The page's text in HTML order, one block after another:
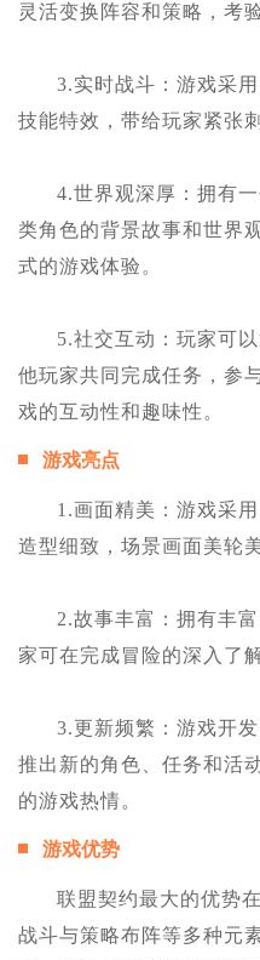
灵活变换阵容和策略，考
3.实时战斗：游戏采
技能特效，带给玩家紧张
4.世界观深厚：拥有
类角色的背景故事和世界
式的游戏体验。
5.社交互动：玩家可
他玩家共同完成任务，参
戏的互动性和趣味性。
游戏亮点
1.画面精美：游戏采
造型细致，场景画面美轮美
2.故事丰富：拥有丰
家可在完成冒险的深入了
3.更新频繁：游戏开
推出新的角色、任务和活
的游戏热情。
游戏优势
联盟契约最大的优势
战斗与策略布阵等多种元